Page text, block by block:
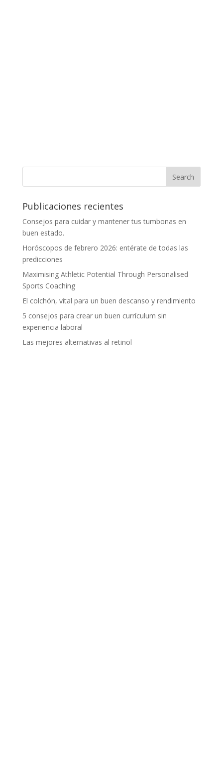
Publicaciones recientes
Consejos para cuidar y mantener tus tumbonas en
buen estado.
Horóscopos de febrero 2026: entérate de todas las
predicciones
Maximising Athletic Potential Through Personalised
Sports Coaching
El colchón, vital para un buen descanso y rendimiento
5 consejos para crear un buen currículum sin
experiencia laboral
Las mejores alternativas al retinol